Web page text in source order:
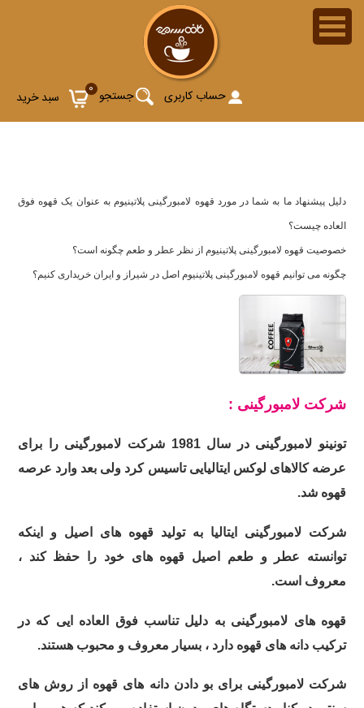
0 سبد خرید جستجو حساب کاربری
دانه قهوه لامبورگینی مدل پلاتینیوم (Tonino Lamborghini
Espresso Platinum Coffee Bean)
دلیل پیشنهاد ما به شما در مورد قهوه لامبورگینی پلاتینیوم به عنوان یک قهوه فوق
العاده چیست؟
خصوصیت قهوه لامبورگینی پلاتینیوم از نظر عطر و طعم چگونه است؟
چگونه می توانیم قهوه لامبورگینی پلاتینیوم اصل در شیراز و ایران خریداری کنیم؟
شرکت لامبورگینی :
تونینو لامبورگینی در سال 1981 شرکت لامبورگینی را برای
عرضه کالاهای لوکس ایتالیایی تاسیس کرد ولی بعد وارد عرصه
قهوه شد.
شرکت لامبورگینی ایتالیا به تولید قهوه های اصیل و اینکه
توانسته عطر و طعم اصیل قهوه های خود را حفظ کند ،
معروف است.
قهوه های لامبورگینی به دلیل تناسب فوق العاده ایی که در
ترکیب دانه های قهوه دارد ، بسیار معروف و محبوب هستند.
شرکت لامبورگینی برای بو دادن دانه های قهوه از روش های